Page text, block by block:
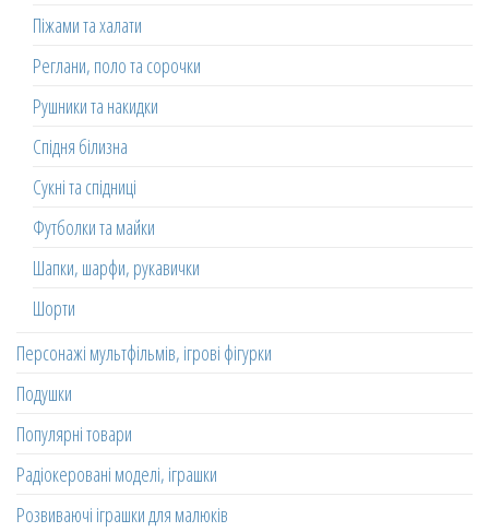
Піжами та халати
Реглани, поло та сорочки
Рушники та накидки
Спідня білизна
Сукні та спідниці
Футболки та майки
Шапки, шарфи, рукавички
Шорти
Персонажі мультфільмів, ігрові фігурки
Подушки
Популярні товари
Радіокеровані моделі, іграшки
Розвиваючі іграшки для малюків